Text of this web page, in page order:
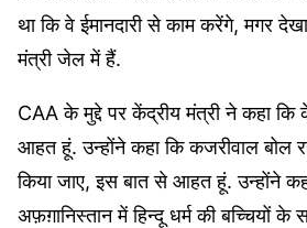
था कि वे ईमानदारी से काम करेंगे, मगर
मंत्री जेल में हैं.
CAA के मुद्दे पर केंद्रीय मंत्री ने कहा कि
आहत हूं. उन्होंने कहा कि कजरीवाल बोल
किया जाए, इस बात से आहत हूं. उन्होंने
अफ़ग़ानिस्तान में हिन्दू धर्म की बच्चियों के